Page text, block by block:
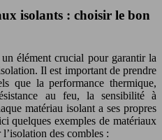
isolants : choisir le bon
élément crucial pour garantir la
Il est important de prendre
que la performance thermique,
au feu, la sensibilité à
matériau isolant a ses propres
quelques exemples de matériaux
des combles :